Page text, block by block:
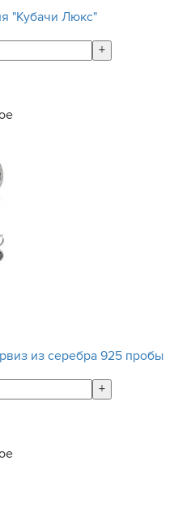
"Кубачи Люкс"
+
из серебра 925 пробы
+